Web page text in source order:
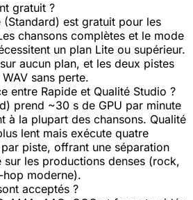
gratuit ?
(Standard) est gratuit pour les
chansons complètes et le mode
un plan Lite ou supérieur.
aucun plan, et les deux pistes
sans perte.
entre Rapide et Qualité Studio ?
prend ~30 s de GPU par minute
à la plupart des chansons. Qualité
lent mais exécute quatre
piste, offrant une séparation
sur les productions denses (rock,
moderne).
acceptés ?